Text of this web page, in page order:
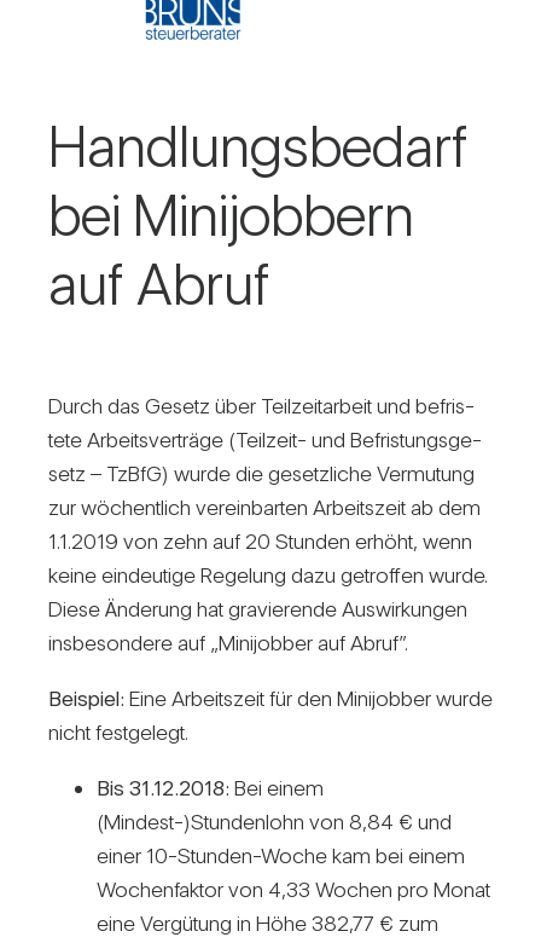
Hand­lungs­be­darf
bei Mini­job­bern
auf Abruf
Durch das Gesetz über Teil­zeit­ar­beit und befris­
tete Arbeits­ver­träge (Teil­zeit- und Befris­tungs­ge­
setz – TzBfG) wurde die gesetz­liche Ver­mu­tung
zur wöchent­lich ver­ein­barten Arbeits­zeit ab dem
1.1.2019 von zehn auf 20 Stunden erhöht, wenn
keine ein­deu­tige Rege­lung dazu getroffen wurde.
Diese Ände­rung hat gra­vie­rende Aus­wir­kungen
ins­be­son­dere auf „Mini­jobber auf Abruf”.
Bei­spiel: Eine Arbeits­zeit für den Mini­jobber wurde
nicht fest­ge­legt.
Bis 31.12.2018: Bei einem
(Mindest-)Stundenlohn von 8,84 € und
einer 10-Stunden-Woche kam bei einem
Wochen­faktor von 4,33 Wochen pro Monat
eine Ver­gü­tung in Höhe 382,77 € zum